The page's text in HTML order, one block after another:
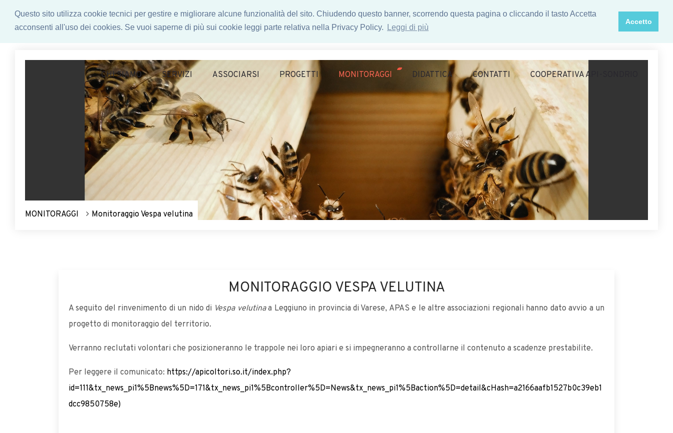
Questo sito utilizza cookie tecnici per gestire e migliorare alcune funzionalità del sito. Chiudendo questo banner, scorrendo questa pagina o cliccando il tasto Accetta
acconsenti all'uso dei cookies. Se vuoi saperne di più sui cookie leggi parte relativa nella Privacy Policy.
Leggi di più
Accetto
CHI SIAMO SERVIZI ASSOCIARSI PROGETTI MONITORAGGI DIDATTICA CONTATTI COOPERATIVA API-SONDRIO
MONITORAGGI Monitoraggio Vespa velutina
MONITORAGGIO VESPA VELUTINA
A seguito del rinvenimento di un nido di Vespa velutinaa Leggiuno in provincia di Varese, APAS e le altre associazioni regionali hanno dato avvio a un
progetto di monitoraggio del territorio.
Verranno reclutati volontari che posizioneranno le trappole nei loro apiari e si impegneranno a controllarne il contenuto a scadenze prestabilite.
Per leggere il comunicato: https://apicoltori.so.it/index.php?
id=111&tx_news_pi1%5Bnews%5D=171&tx_news_pi1%5Bcontroller%5D=News&tx_news_pi1%5Baction%5D=detail&cHash=a2166aafb1527b0c39eb1
dcc9850758e)